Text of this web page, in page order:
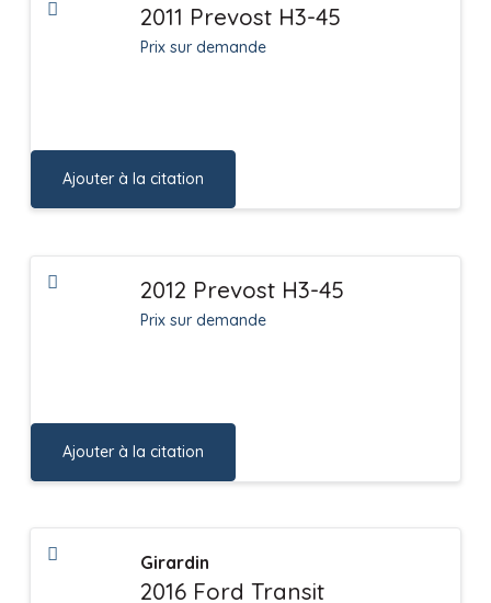
2011 Prevost H3-45
Prix sur demande
Ajouter à la citation
2012 Prevost H3-45
Prix sur demande
Ajouter à la citation
Girardin
2016 Ford Transit